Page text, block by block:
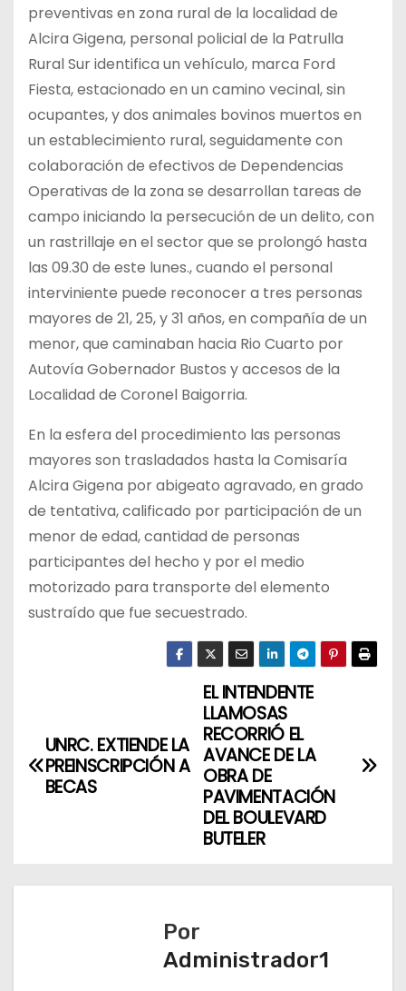
preventivas en zona rural de la localidad de
Alcira Gigena, personal policial de la Patrulla
Rural Sur identifica un vehículo, marca Ford
Fiesta, estacionado en un camino vecinal, sin
ocupantes, y dos animales bovinos muertos en
un establecimiento rural, seguidamente con
colaboración de efectivos de Dependencias
Operativas de la zona se desarrollan tareas de
campo iniciando la persecución de un delito, con
un rastrillaje en el sector que se prolongó hasta
las 09.30 de este lunes., cuando el personal
interviniente puede reconocer a tres personas
mayores de 21, 25, y 31 años, en compañía de un
menor, que caminaban hacia Rio Cuarto por
Autovía Gobernador Bustos y accesos de la
Localidad de Coronel Baigorria.
En la esfera del procedimiento las personas
mayores son trasladados hasta la Comisaría
Alcira Gigena por abigeato agravado, en grado
de tentativa, calificado por participación de un
menor de edad, cantidad de personas
participantes del hecho y por el medio
motorizado para transporte del elemento
sustraído que fue secuestrado.
v
a
EL INTENDENTE
LLAMOSAS
RECORRIÓ EL
AVANCE DE LA
OBRA DE
PAVIMENTACIÓN
DEL BOULEVARD
BUTELER
UNRC. EXTIENDE LA
PREINSCRIPCIÓN A
BECAS
Por
Administrador1